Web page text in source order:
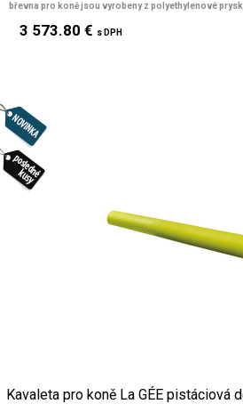
břevna pro koně jsou vyrobeny z polyethylenové
3 573.80 € s DPH
Kavaleta pro koně La GÉE pistáciová